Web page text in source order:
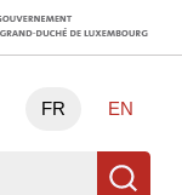
FR EN